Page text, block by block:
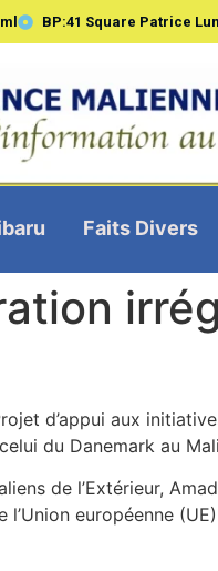
BP:41 Square Patrice
Faits Divers
d’appui aux
du Danemark au
de l’Extérieur,
européenne